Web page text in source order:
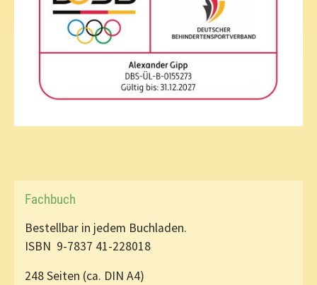
Fachbuch
Bestellbar in jedem Buchladen.
ISBN 9-7837 41-228018
248 Seiten (ca. DIN A4)